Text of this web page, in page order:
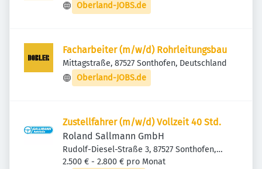
Oberland-JOBS.de
Facharbeiter (m/w/d) Rohrleitungsbau
Mittagstraße, 87527 Sonthofen, Deutschland
Oberland-JOBS.de
Zustellfahrer (m/w/d) Vollzeit 40 Std.
Roland Sallmann GmbH
Rudolf-Diesel-Straße 3, 87527 Sonthofen,
Deutschland
2.500 € - 2.800 € pro Monat